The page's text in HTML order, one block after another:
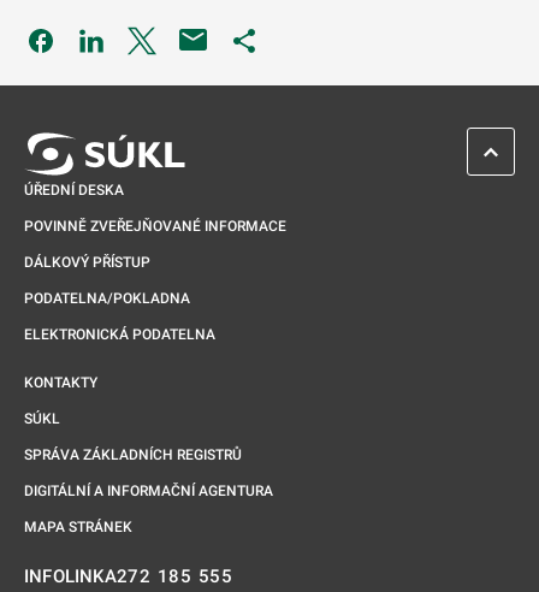
Odkaz se otevře na nové kartě
Odkaz se otevře na nové kartě
Odkaz se otevře na nové kartě
ÚŘEDNÍ DESKA
POVINNĚ ZVEŘEJŇOVANÉ INFORMACE
DÁLKOVÝ PŘÍSTUP
PODATELNA/POKLADNA
ELEKTRONICKÁ PODATELNA
KONTAKTY
SÚKL
SPRÁVA ZÁKLADNÍCH REGISTRŮ
DIGITÁLNÍ A INFORMAČNÍ AGENTURA
MAPA STRÁNEK
INFOLINKA272 185 555
ZPĚT